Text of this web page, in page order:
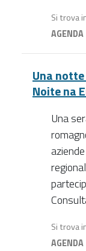
Si trova
AGENDA
Una
Noite na
Una
Si trova
AGENDA